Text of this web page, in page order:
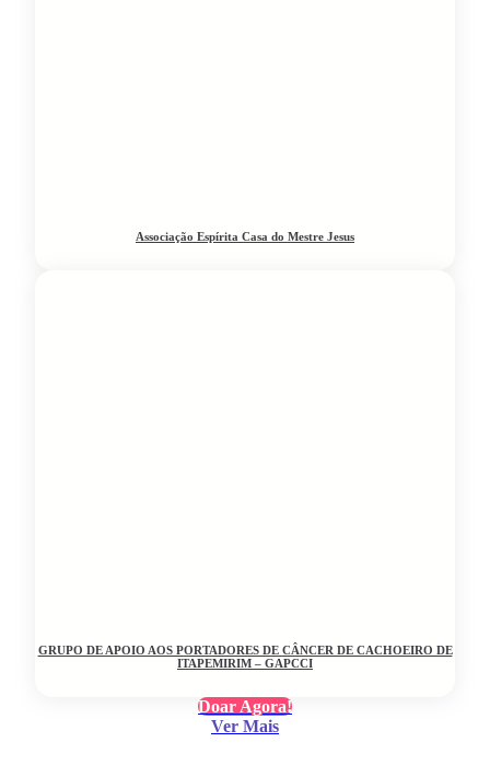
Associação Espírita Casa do Mestre Jesus
GRUPO DE APOIO AOS PORTADORES DE CÂNCER DE CACHOEIRO DE
ITAPEMIRIM – GAPCCI
Doar Agora!
Ver Mais